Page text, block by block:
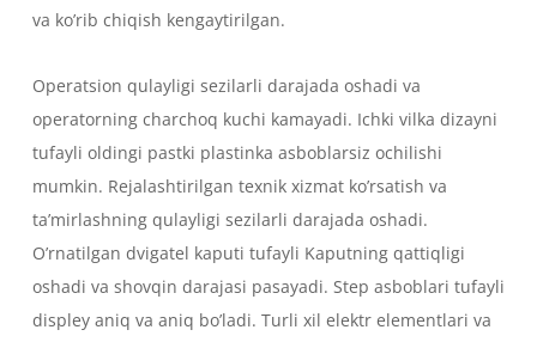
va ko’rib chiqish kengaytirilgan.
Operatsion qulayligi sezilarli darajada oshadi va
operatorning charchoq kuchi kamayadi. Ichki vilka dizayni
tufayli oldingi pastki plastinka asboblarsiz ochilishi
mumkin. Rejalashtirilgan texnik xizmat ko’rsatish va
ta’mirlashning qulayligi sezilarli darajada oshadi.
O’rnatilgan dvigatel kaputi tufayli Kaputning qattiqligi
oshadi va shovqin darajasi pasayadi. Step asboblari tufayli
displey aniq va aniq bo’ladi. Turli xil elektr elementlari va